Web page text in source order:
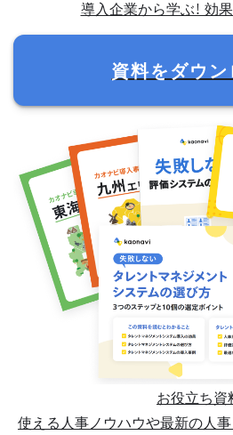
導入企業から学ぶ！ 効
資料をダウン
お役立ち資
使える人事ノウハウや最新の人